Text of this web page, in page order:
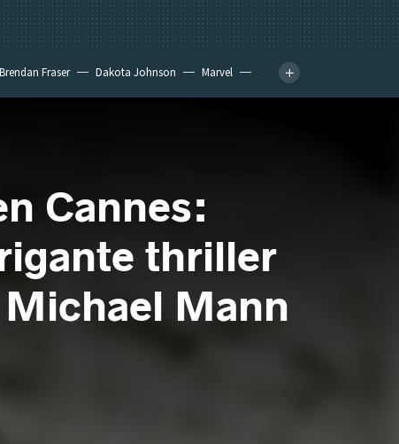
Brendan Fraser Dakota Johnson
Marvel
Cannes:
thriller
Mann